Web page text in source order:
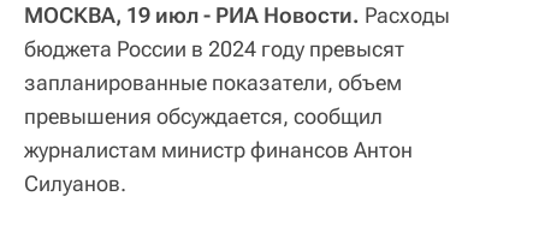
МОСКВА, 19 июл - РИА Новости. Расходы
бюджета России в 2024 году превысят
запланированные показатели, объем
превышения обсуждается, сообщил
журналистам министр финансов Антон
Силуанов.